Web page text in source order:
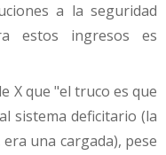
a la seguridad
estos ingresos es
X que "el truco es que
sistema deficitario (la
una cargada), pese